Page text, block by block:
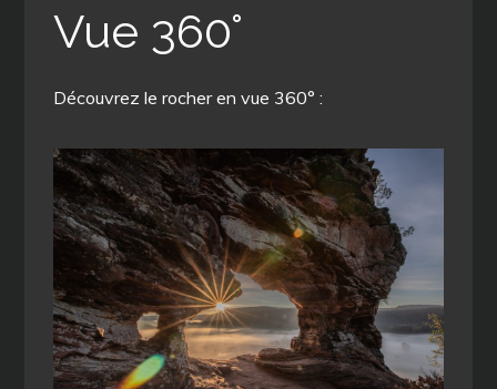
Vue 360°
Découvrez le rocher en vue 360° :